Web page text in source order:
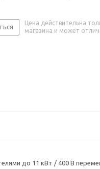
Цена действительна
магазина и может
до 11 кВт / 400 В